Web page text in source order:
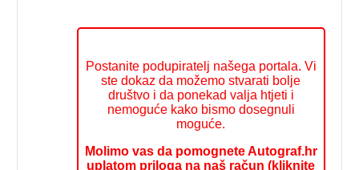
Postanite podupiratelj našega portala. Vi
ste dokaz da možemo stvarati bolje
društvo i da ponekad valja htjeti i
nemoguće kako bismo dosegnuli
moguće.
Molimo vas da pomognete Autograf.hr
uplatom priloga na naš račun (kliknite